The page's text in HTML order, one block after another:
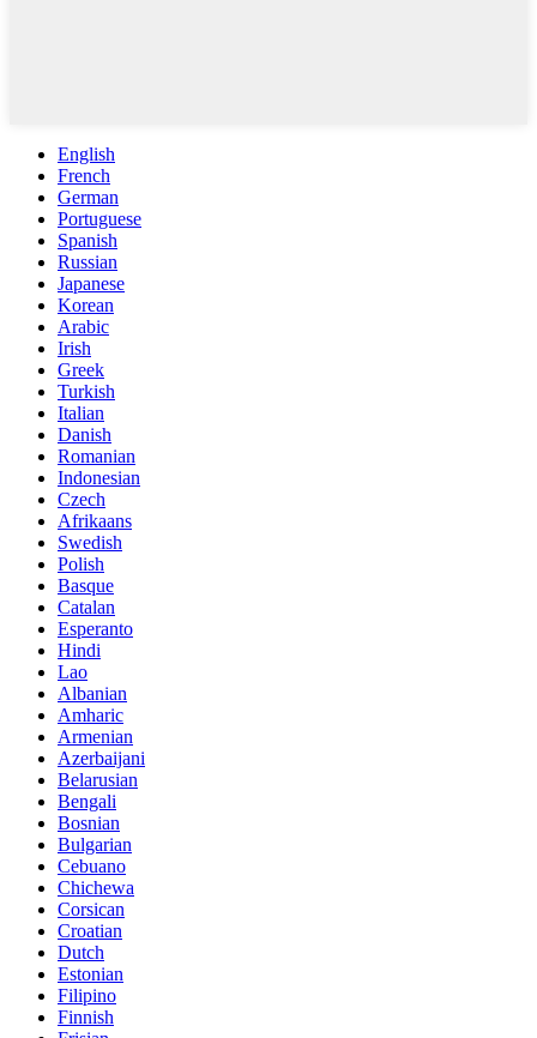
English
French
German
Portuguese
Spanish
Russian
Japanese
Korean
Arabic
Irish
Greek
Turkish
Italian
Danish
Romanian
Indonesian
Czech
Afrikaans
Swedish
Polish
Basque
Catalan
Esperanto
Hindi
Lao
Albanian
Amharic
Armenian
Azerbaijani
Belarusian
Bengali
Bosnian
Bulgarian
Cebuano
Chichewa
Corsican
Croatian
Dutch
Estonian
Filipino
Finnish